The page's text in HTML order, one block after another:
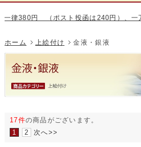
円 （ポスト投函は240円）、一万円以
ホーム 上絵付け 金液・銀液
17件の商品がございます。
1
2 次へ>>